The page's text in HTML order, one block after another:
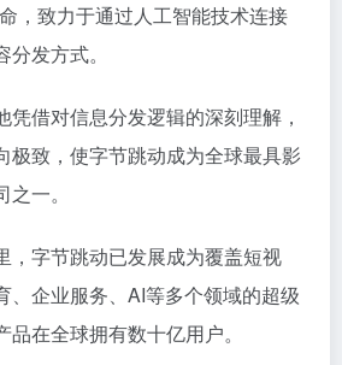
，致力于通过人工智能技术连接
发方式。
凭借对信息分发逻辑的深刻理解，
极致，使字节跳动成为全球最具影
一。
，字节跳动已发展成为覆盖短视
、企业服务、AI等多个领域的超级
在全球拥有数十亿用户。